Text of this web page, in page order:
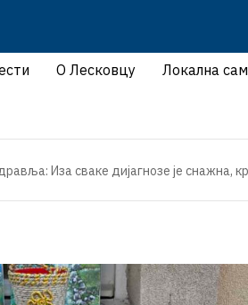
О Лесковцу Локална
Иза сваке дијагнозе је снажна,